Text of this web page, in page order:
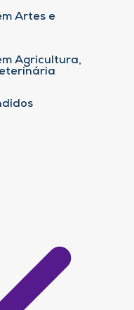
Artes e
Agricultura,